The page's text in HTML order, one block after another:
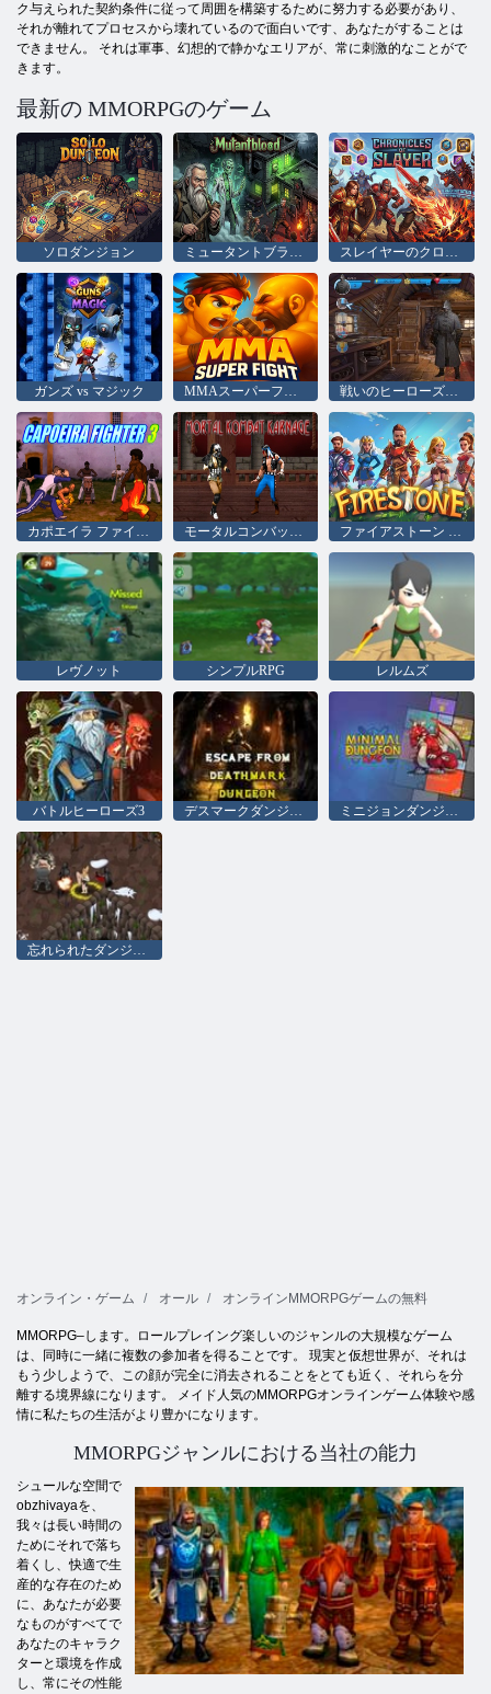
ク与えられた契約条件に従って周囲を構築するために努力する必要があり、
それが離れてプロセスから壊れているので面白いです、あなたがすることは
できません。 それは軍事、幻想的で静かなエリアが、常に刺激的なことがで
きます。
最新の MMORPGのゲーム
ソロダンジョン ミュータントブラッド スレイヤーのクロニクル
ガンズ vs マジック MMAスーパーファイト 戦いのヒーローズRPG
カポエイラ ファイター 3 モータルコンバットの大虐殺 ファイアストーン アイドル RPG
レヴノット シンプルRPG レルムズ
バトルヒーローズ3 デスマークダンジョンからの脱出 ミニジョンダンジョンRPG
忘れられたダンジョンII
オンライン・ゲーム オール オンラインMMORPGゲームの無料
MMORPG–します。ロールプレイング楽しいのジャンルの大規模なゲーム
は、同時に一緒に複数の参加者を得ることです。 現実と仮想世界が、それは
もう少しようで、この顔が完全に消去されることをとても近く、それらを分
離する境界線になります。 メイド人気のMMORPGオンラインゲーム体験や感
情に私たちの生活がより豊かになります。
MMORPGジャンルにおける当社の能力
シュールな空間で
obzhivayaを、
我々は長い時間の
ためにそれで落ち
着くし、快適で生
産的な存在のため
に、あなたが必要
なものがすべてで
あなたのキャラク
ターと環境を作成
し、常にその性能